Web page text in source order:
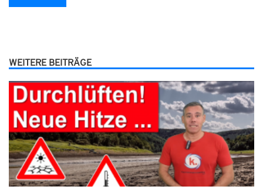
WEITERE BEITRÄGE